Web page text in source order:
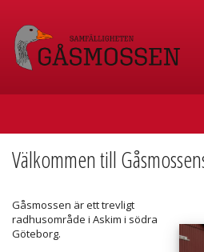
Välkommen till
Gåsmossen är ett trevligt
radhusområde i Askim i södra
Göteborg.